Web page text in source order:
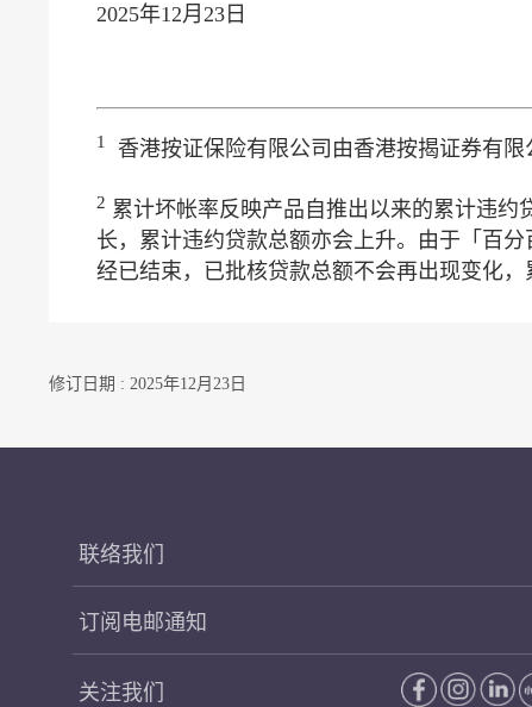
2025年12月23日
1 香港按证保险有限公司由香港按揭证券有限
2 累计坏帐率反映产品自推出以来的累计违
长，累计违约贷款总额亦会上升。由于「百
经已结束，已批核贷款总额不会再出现变化
修订日期 : 2025年12月23日
联络我们
订阅电邮通知
关注我们